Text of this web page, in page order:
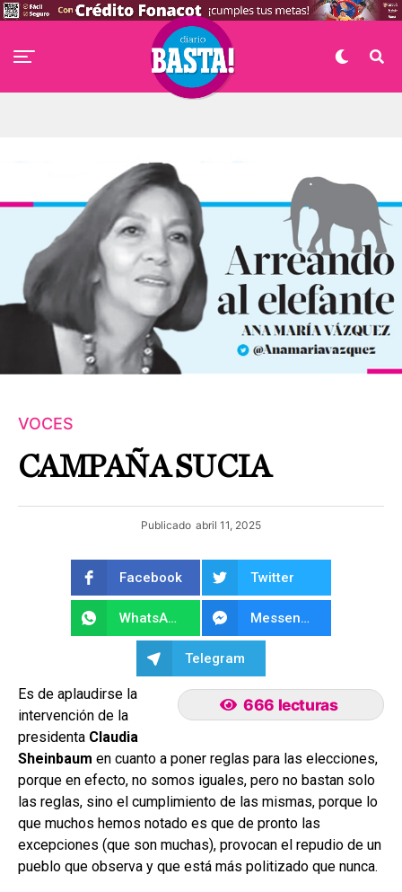
VOCES
CAMPAÑA SUCIA
Publicado abril 11, 2025
Facebook Twitter
WhatsApp Messenger
Telegram
666 lecturas
Es de aplaudirse la
intervención de la
presidenta Claudia
Sheinbaum en cuanto a poner reglas para las elecciones,
porque en efecto, no somos iguales, pero no bastan solo
las reglas, sino el cumplimiento de las mismas, porque lo
que muchos hemos notado es que de pronto las
excepciones (que son muchas), provocan el repudio de un
pueblo que observa y que está más politizado que nunca.